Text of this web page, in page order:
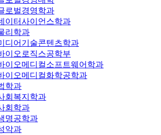
로벌경영학과
이터사이언스학과
리학과
디어기술콘텐츠학과
이오로직스공학부
이오메디컬소프트웨어학과
이오메디컬화학공학과
학과
회복지학과
회학과
명공학과
악과